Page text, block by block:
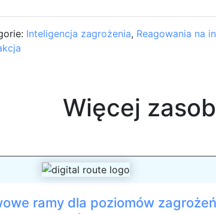
Inteligencja zagrożenia, Reagowania na
Więcej
ramy dla poziomów zagrożeń